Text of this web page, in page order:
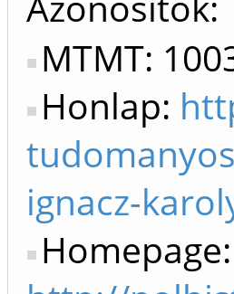
MTMT:
Honlap:
ignacz-
Homepage: